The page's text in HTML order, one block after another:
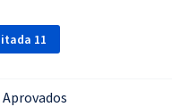
11
Aprovados